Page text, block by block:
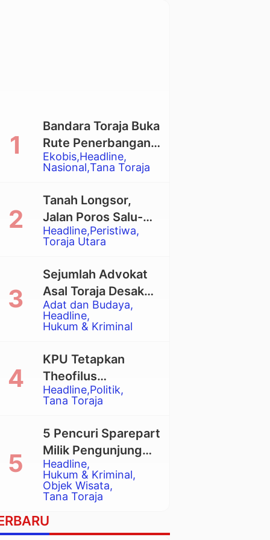
Ekobis Headline
Nasional Tana Toraja
Bandara Toraja Buka
Rute Penerbangan
Langsung Toraja-
Balikpapan
Headline Peristiwa
Toraja Utara
Tanah Longsor,
Jalan Poros Salu-
Dende’ Tertutup
Total
Adat dan Budaya
Headline
Hukum & Kriminal
Sejumlah Advokat
Asal Toraja Desak
Mahkamah Agung
Larang Penggunaan
Eksekusi Rumah
Adat Tongkonan
Headline Politik
Tana Toraja
KPU Tetapkan
Theofilus
Allorerung dan
Zadrak Tombe
sebagai Bupati dan
Wakil Bupati Tana
Toraja Terpilih
Headline
Hukum & Kriminal
Objek Wisata
Tana Toraja
5 Pencuri Sparepart
Milik Pengunjung
Objek Wisata
Pango-Pango
Ditangkap Polisi